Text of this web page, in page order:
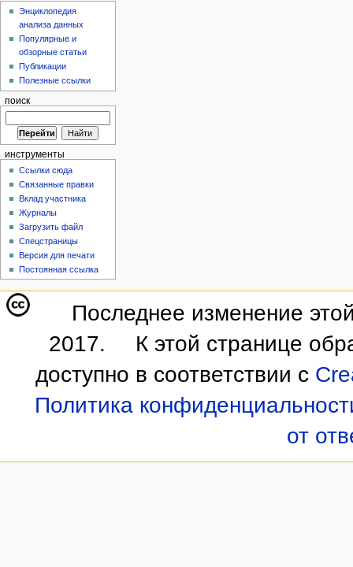
Энциклопедия
анализа данных
Популярные и
обзорные статьи
Публикации
Полезные ссылки
поиск
инструменты
Ссылки сюда
Связанные правки
Вклад участника
Журналы
Загрузить файл
Спецстраницы
Версия для печати
Постоянная ссылка
Последнее изменение
2017.
К этой странице
доступно в соответствии с
Политика
от